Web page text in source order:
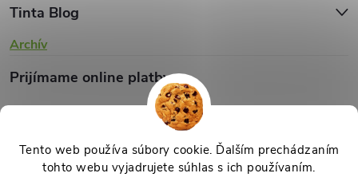
Tento web používa súbory cookie. Ďalším prechádzaním
tohto webu vyjadrujete súhlas s ich používaním.
u
Tinta Blog
Archív
Prijímame online platby
TINTA.sk . Všetky práva vyhradené.